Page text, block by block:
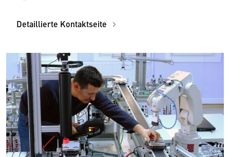
Detaillierte Kontaktseite